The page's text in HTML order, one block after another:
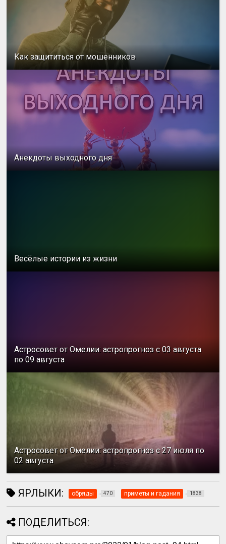
Как защититься от мошенников
Анекдоты выходного дня
Весёлые истории из жизни
Астросовет от Омелии: астропрогноз с 03 августа
по 09 августа
Астросовет от Омелии: астропрогноз с 27 июля по
02 августа
ЯРЛЫКИ: обряды 470 приметы и гадания 1838
ПОДЕЛИТЬСЯ: